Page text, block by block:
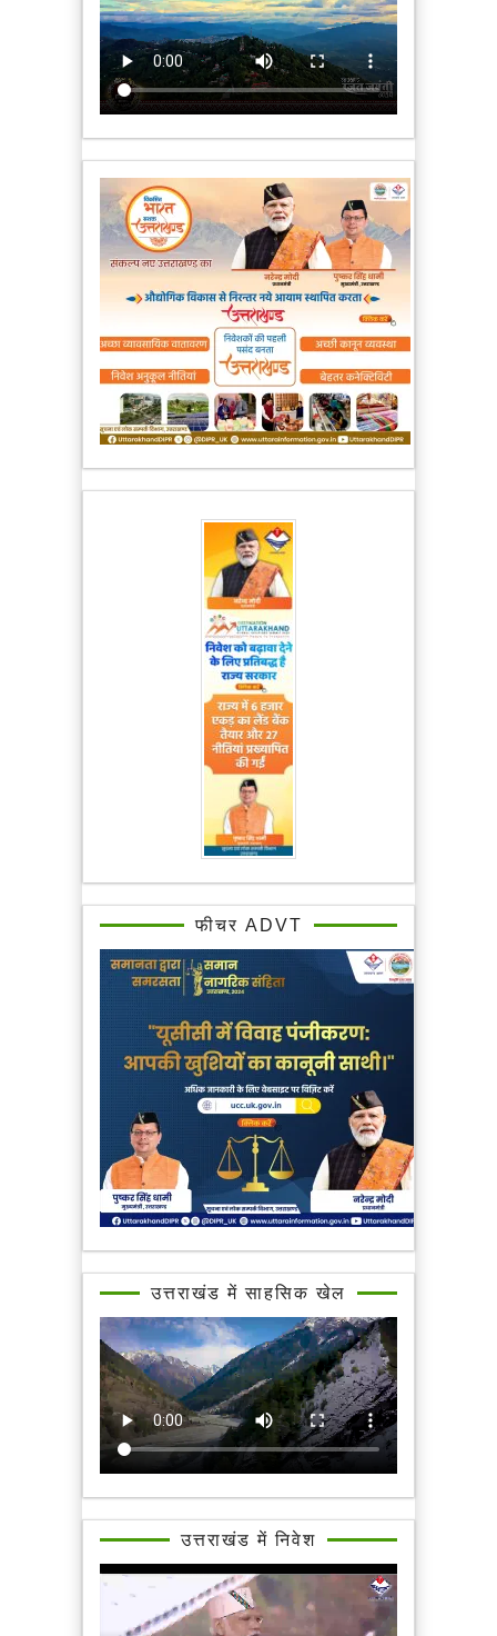
फीचर ADVT
उत्तराखंड में साहसिक खेल
उत्तराखंड में निवेश